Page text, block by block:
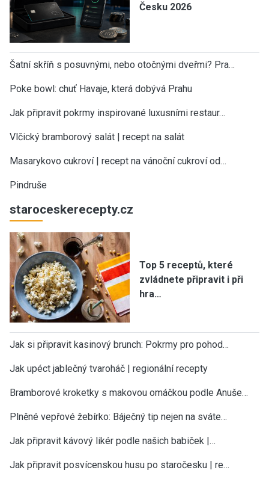
Česku 2026
Šatní skříň s posuvnými, nebo otočnými dveřmi? Pra…
Poke bowl: chuť Havaje, která dobývá Prahu
Jak připravit pokrmy inspirované luxusními restaur…
Vlčický bramborový salát | recept na salát
Masarykovo cukroví | recept na vánoční cukroví od…
Pindruše
staroceskerecepty.cz
Top 5 receptů, které
zvládnete připravit i při
hra…
Jak si připravit kasinový brunch: Pokrmy pro pohod…
Jak upéct jablečný tvaroháč | regionální recepty
Bramborové kroketky s makovou omáčkou podle Anuše…
Plněné vepřové žebírko: Báječný tip nejen na sváte…
Jak připravit kávový likér podle našich babiček |…
Jak připravit posvícenskou husu po staročesku | re…